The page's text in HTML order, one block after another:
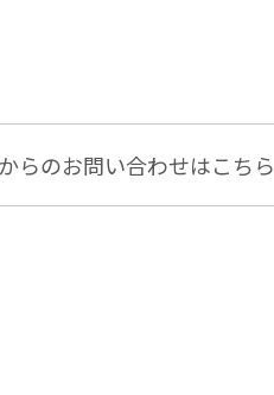
らのお問い合わせはこちら